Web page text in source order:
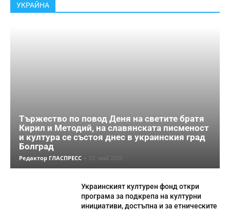
УКРАЙНА
Тържество по повод Деня на светите братя
Кирил и Методий, на славянската писменост
и култура се състоя днес в украинския град
Болград
Редактор ГЛАСПРЕСС - 23. май 2026
Украинският културен фонд откри
програма за подкрепа на културни
инициативи, достъпна и за етническите